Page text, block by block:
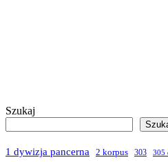
Szukaj
1 dywizja pancerna 2 korpus 303 305